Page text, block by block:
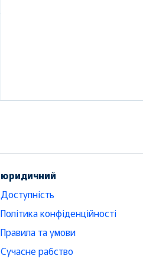
юридичний
Доступність
Політика конфіденційності
Правила та умови
Сучасне рабство